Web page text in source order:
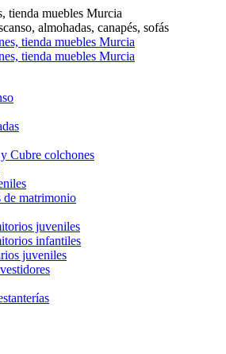
tienda muebles Murcia
almohadas, canapés, sofás
Cubre colchones
matrimonio
juveniles
infantiles
juveniles